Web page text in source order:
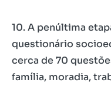
10. A penúltima
questionário
cerca de 70
família, moradia,